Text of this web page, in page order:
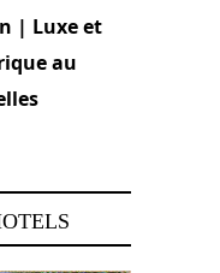
| Luxe et
au